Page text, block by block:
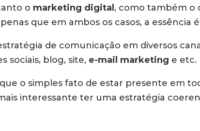
o marketing digital , como também o
que em ambos os casos, a essência
de comunicação em diversos
sociais, blog, site, e-mail marketing e etc.
o simples fato de estar presente em
interessante ter uma estratégia